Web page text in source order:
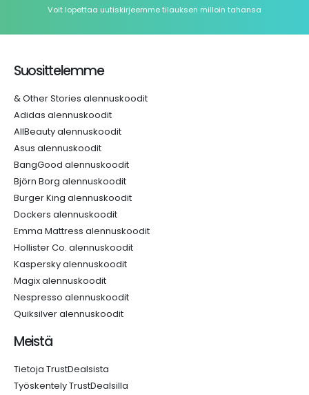
Voit lopettaa uutiskirjeemme tilauksen milloin tahansa
Suosittelemme
& Other Stories alennuskoodit
Adidas alennuskoodit
AllBeauty alennuskoodit
Asus alennuskoodit
BangGood alennuskoodit
Björn Borg alennuskoodit
Burger King alennuskoodit
Dockers alennuskoodit
Emma Mattress alennuskoodit
Hollister Co. alennuskoodit
Kaspersky alennuskoodit
Magix alennuskoodit
Nespresso alennuskoodit
Quiksilver alennuskoodit
Meistä
Tietoja TrustDealsista
Työskentely TrustDealsilla